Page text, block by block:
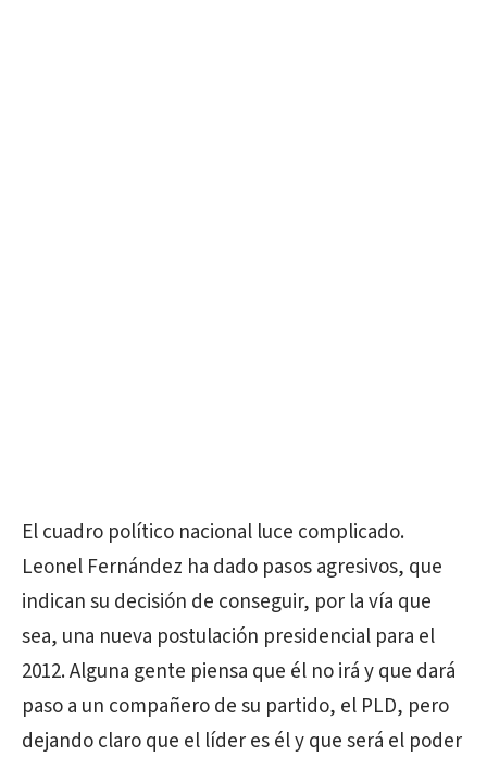
El cuadro político nacional luce complicado.
Leonel Fernández ha dado pasos agresivos, que
indican su decisión de conseguir, por la vía que
sea, una nueva postulación presidencial para el
2012. Alguna gente piensa que él no irá y que dará
paso a un compañero de su partido, el PLD, pero
dejando claro que el líder es él y que será el poder